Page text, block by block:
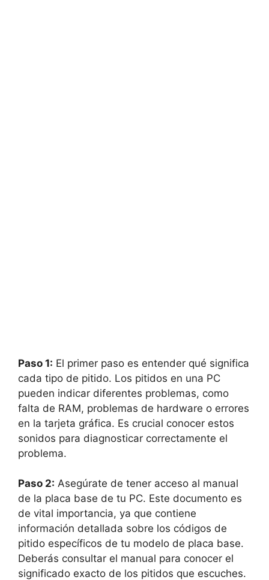
Paso 1: El primer ⁢paso es entender qué significa
⁢cada tipo de pitido. Los pitidos en una PC
pueden indicar diferentes problemas, como
falta de RAM, problemas de hardware o errores
​en⁢ la​ tarjeta gráfica. Es⁤ crucial conocer estos
sonidos para‌ diagnosticar correctamente el
‍problema.
Paso 2: ​Asegúrate de tener acceso al⁢ manual
de⁤ la placa‍ base ⁢de tu PC. Este documento es
de vital importancia, ya que contiene
información​ detallada sobre los códigos de
pitido específicos ‌de⁢ tu ⁢modelo de placa base.
‍Deberás consultar el manual para conocer el
significado exacto de los ⁤pitidos que escuches.